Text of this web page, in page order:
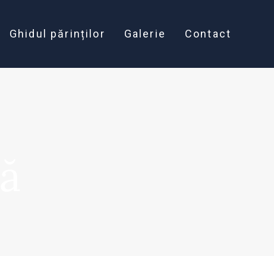
Ghidul părinților Galerie Contact